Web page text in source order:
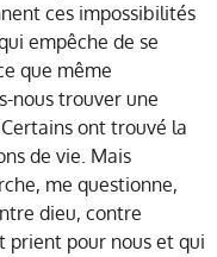
ces impossibilités
empêche de se
que même
nous trouver une
ont trouvé la
de vie. Mais
me questionne,
dieu, contre
prient pour nous et qui